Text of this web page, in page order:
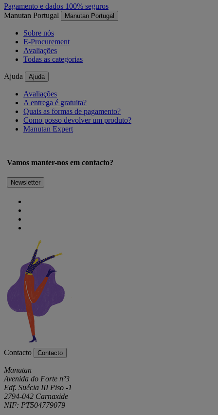
Pagamento e dados 100% seguros
Manutan Portugal
Manutan Portugal
Sobre nós
E-Procurement
Avaliações
Todas as categorias
Ajuda Ajuda
Avaliações
A entrega é gratuita?
Quais as formas de pagamento?
Como posso devolver um produto?
Manutan Expert
Vamos manter-nos em contacto?
Newsletter
Contacto Contacto
Manutan
Avenida do Forte nº3
Edf. Suécia III Piso -1
2794-042 Carnaxide
NIF: PT504779079